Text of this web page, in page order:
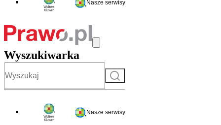
Nasze serwisy
Wyszukiwarka
Szukaj
Nasze serwisy